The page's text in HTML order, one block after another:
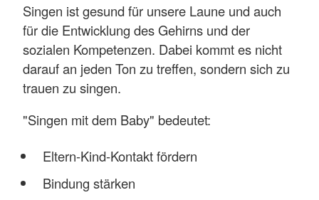
Singen ist gesund für unsere Laune und auch
für die Entwicklung des Gehirns und der
sozialen Kompetenzen. Dabei kommt es nicht
darauf an jeden Ton zu treffen, sondern sich zu
trauen zu singen.
"Singen mit dem Baby" bedeutet:
Eltern-Kind-Kontakt fördern
Bindung stärken